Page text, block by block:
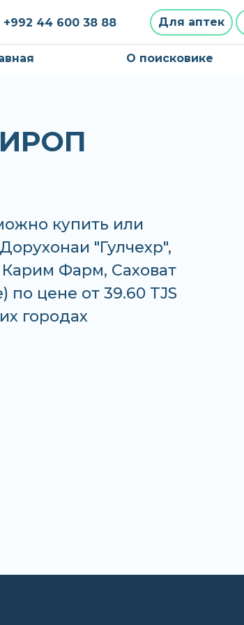
+992 44 600 38 88 Для аптек
О поисковике
купить или
"Гулчехр",
Фарм, Саховат
по цене от 39.60 TJS
городах